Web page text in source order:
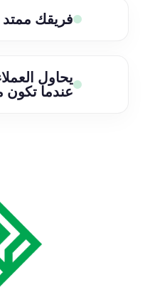
فريقك ممتد
يحاول
عندما تكون